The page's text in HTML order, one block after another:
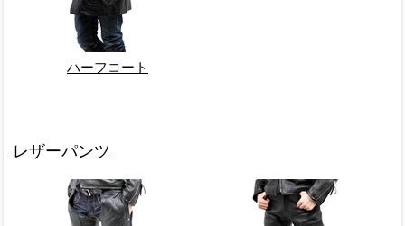
ハーフコート
レザーパンツ